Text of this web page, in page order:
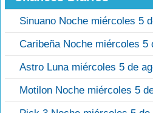
Sinuano Noche miércoles 5
Caribeña Noche miércoles 5
Astro Luna miércoles 5 de
Motilon Noche miércoles 5